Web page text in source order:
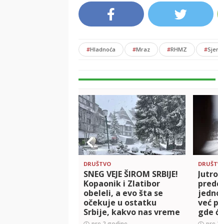
#Hladnoća #Mraz #RHMZ #
DRUŠTVO
SNEG VEJE ŠIROM SRBIJE!
Kopaonik i Zlatibor
obeleli, a evo šta se
očekuje u ostatku
Srbije, kakvo nas vreme
očekuje
već
gde